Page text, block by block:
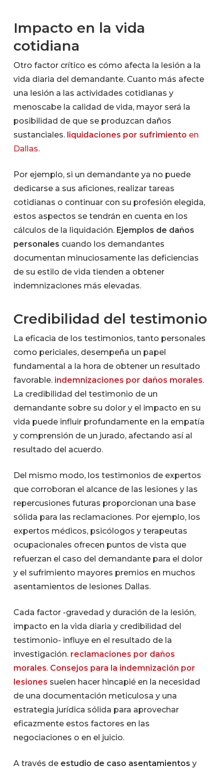
Impacto en la vida
cotidiana
Otro factor crítico es cómo afecta la lesión a la
vida diaria del demandante. Cuanto más afecte
una lesión a las actividades cotidianas y
menoscabe la calidad de vida, mayor será la
posibilidad de que se produzcan daños
sustanciales. liquidaciones por sufrimiento en
Dallas.
Por ejemplo, si un demandante ya no puede
dedicarse a sus aficiones, realizar tareas
cotidianas o continuar con su profesión elegida,
estos aspectos se tendrán en cuenta en los
cálculos de la liquidación. Ejemplos de daños
personales cuando los demandantes
documentan minuciosamente las deficiencias
de su estilo de vida tienden a obtener
indemnizaciones más elevadas.
Credibilidad del testimonio
La eficacia de los testimonios, tanto personales
como periciales, desempeña un papel
fundamental a la hora de obtener un resultado
favorable. indemnizaciones por daños morales.
La credibilidad del testimonio de un
demandante sobre su dolor y el impacto en su
vida puede influir profundamente en la empatía
y comprensión de un jurado, afectando así al
resultado del acuerdo.
Del mismo modo, los testimonios de expertos
que corroboran el alcance de las lesiones y las
repercusiones futuras proporcionan una base
sólida para las reclamaciones. Por ejemplo, los
expertos médicos, psicólogos y terapeutas
ocupacionales ofrecen puntos de vista que
refuerzan el caso del demandante para el dolor
y el sufrimiento mayores premios en muchos
asentamientos de lesiones Dallas.
Cada factor -gravedad y duración de la lesión,
impacto en la vida diaria y credibilidad del
testimonio- influye en el resultado de la
investigación. reclamaciones por daños
morales. Consejos para la indemnización por
lesiones suelen hacer hincapié en la necesidad
de una documentación meticulosa y una
estrategia jurídica sólida para aprovechar
eficazmente estos factores en las
negociaciones o en el juicio.
A través de estudio de caso asentamientos y